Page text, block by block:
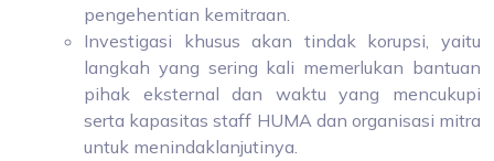
pengehentian kemitraan.
Investigasi khusus akan tindak korupsi, yaitu
langkah yang sering kali memerlukan bantuan
pihak eksternal dan waktu yang mencukupi
serta kapasitas staff HUMA dan organisasi mitra
untuk menindaklanjutinya.